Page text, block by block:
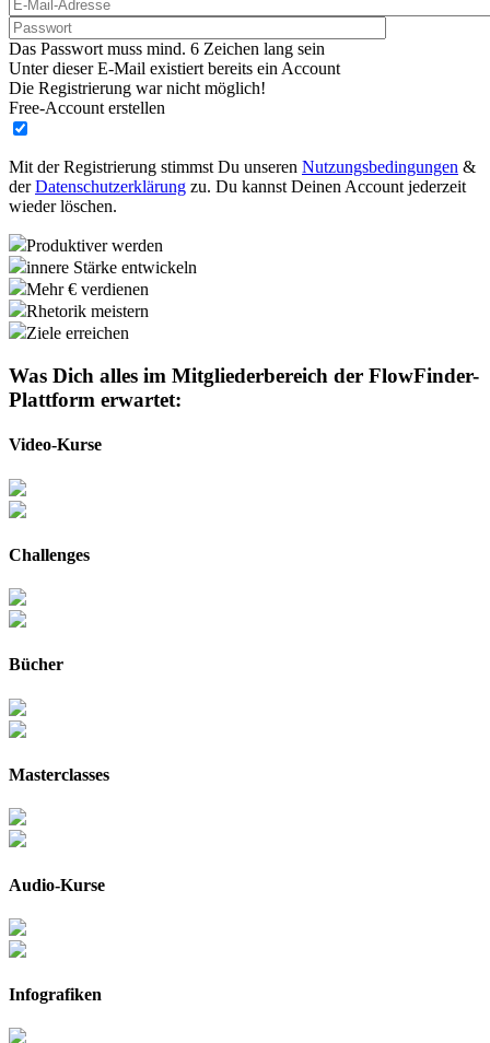
Das Passwort muss mind. 6 Zeichen lang sein
Unter dieser E-Mail existiert bereits ein Account
Die Registrierung war nicht möglich!
Free-Account erstellen
Mit der Registrierung stimmst Du unseren Nutzungsbedingungen &
derDatenschutzerklärung zu. Du kannst Deinen Account jederzeit
wieder löschen.
Produktiver werden
innere Stärke entwickeln
Mehr € verdienen
Rhetorik meistern
Ziele erreichen
Was Dich alles im Mitgliederbereich der FlowFinder-
Plattform erwartet:
Video-Kurse
Challenges
Bücher
Masterclasses
Audio-Kurse
Infografiken